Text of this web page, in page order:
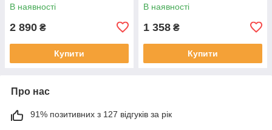
В наявності
2 890 ₴
Купити
В наявності
1 358 ₴
Купити
Про нас
91% позитивних з 127 відгуків за рік